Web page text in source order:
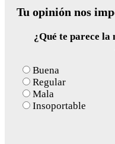
Tu opinión nos
¿Qué te parece la
Buena
Regular
Mala
Insoportable